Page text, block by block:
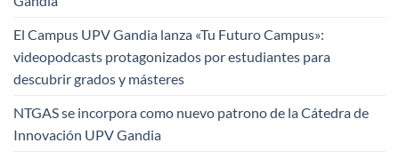
El Campus UPV Gandia lanza «Tu Futuro Campus»:
videopodcasts protagonizados por estudiantes para
descubrir grados y másteres
NTGAS se incorpora como nuevo patrono de la Cátedra de
Innovación UPV Gandia